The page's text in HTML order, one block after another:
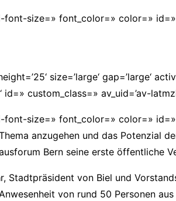
size=» font_color=» color=» id=»
size=’large‘ gap=’large‘
id=» custom_class=» av_uid=’av-
size=» font_color=» color=» id=»
anzugehen und das Potenzial
Bern seine erste öffentliche
Stadtpräsident von Biel und
von rund 50 Personen